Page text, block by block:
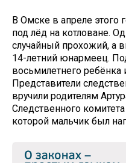
В Омске в апреле этого
под лёд на котловане.
случайный прохожий, а
14-летний юнармеец.
восьмилетнего
Представители
вручили родителям
Следственного
которой мальчик был